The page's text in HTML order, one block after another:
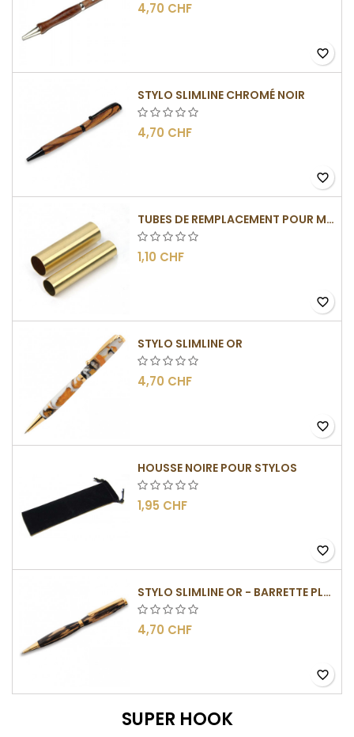
4,70 CHF
favorite_border
STYLO SLIMLINE CHROMÉ NOIR
4,70 CHF
favorite_border
TUBES DE REMPLACEMENT POUR MÉCANISMES SLIMLINE
1,10 CHF
favorite_border
STYLO SLIMLINE OR
4,70 CHF
favorite_border
HOUSSE NOIRE POUR STYLOS
1,95 CHF
favorite_border
STYLO SLIMLINE OR - BARRETTE PLATE
4,70 CHF
favorite_border
SUPER HOOK